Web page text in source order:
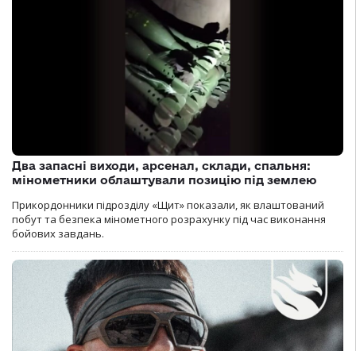
Два запасні виходи, арсенал, склади, спальня:
мінометники облаштували позицію під землею
Прикордонники підрозділу «Щит» показали, як влаштований
побут та безпека мінометного розрахунку під час виконання
бойових завдань.